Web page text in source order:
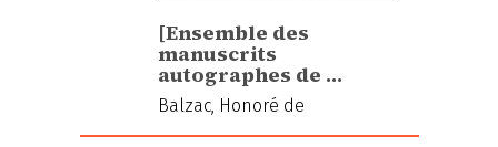
[Ensemble des
manuscrits
autographes de …
Balzac, Honoré de